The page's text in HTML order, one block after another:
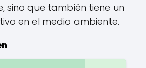
sino que también tiene un
en el medio ambiente.